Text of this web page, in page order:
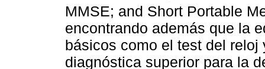
MMSE; and Short Portable
encontrando además que la
básicos como el test del
diagnóstica superior para la